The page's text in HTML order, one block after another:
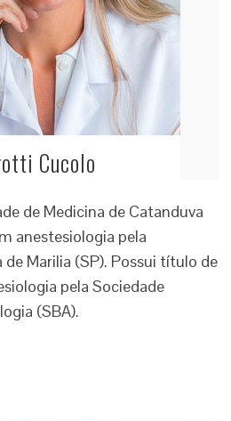
Cucolo
de Medicina de Catanduva
anestesiologia pela
de Marilia (SP). Possui título de
pela Sociedade
(SBA).